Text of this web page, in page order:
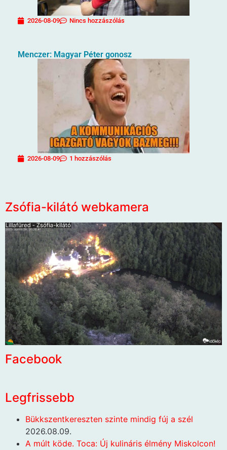
2026-08-09 Nincs hozzászólás
Menczer: Magyar Péter gonosz
2026-08-09 1 hozzászólás
Zsófia-kilátó webkamera
Facebook
Legfrissebb
Bükkszentkereszten szinte mindig fúj a szél
2026.08.09.
A múlt köde. Toca: Új kulináris élmény Miskolcon!